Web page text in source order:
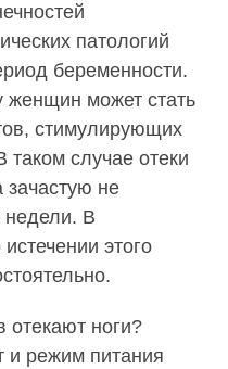
патологий
беременности.
женщин может стать
стимулирующих
таком случае отеки
зачастую не
недели. В
этого
ноги?
и режим питания